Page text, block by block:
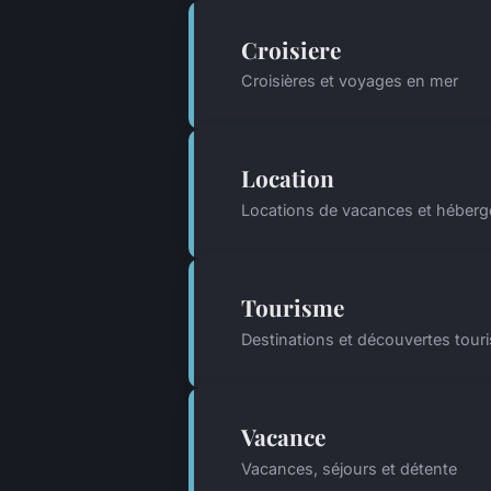
Croisiere
Croisières et voyages en mer
Location
Locations de vacances et
Tourisme
Destinations et découvertes
Vacance
Vacances, séjours et détente